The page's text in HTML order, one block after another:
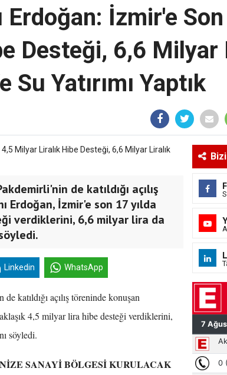
Erdoğan: İzmir'e
Desteği, 6,6 Milyar
Su Yatırımı Yaptık
de katıldığı açılış
Erdoğan, İzmir'e son 17 yılda
verdiklerini, 6,6 milyar lira da
Linkedin WhatsApp
katıldığı açılış töreninde konuşan
4,5 milyar lira hibe desteği verdiklerini,
söyledi.
SANAYİ BÖLGESİ KURULACAK